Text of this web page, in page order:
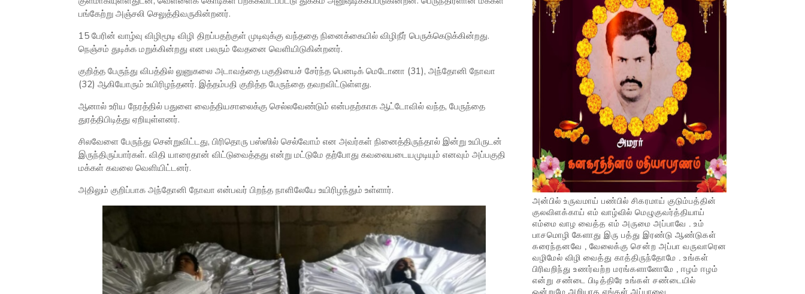
பங்கேற்று அஞ்சலி செலுத்திவருகின்றனர்.
15 பேரின் வாழ்வு விழிமூடி விழி திறப்பதற்குள் முடிவுக்கு வந்ததை நினைக்கையில் விழிநீர் பெருக்கெடுக்கின்றது.
நெஞ்சம் துடிக்க மறுக்கின்றது என பலரும் வேதனை வெளியிடுகின்றனர்.
குறித்த பேருந்து விபத்தில் லுனுகலை அடாவத்தை பகுதியைச் சேர்ந்த பெனடிக் மெடோனா (31), அந்தோனி நோவா
(32) ஆகியோரும் உயிரிழந்தனர். இத்தம்பதி குறித்த பேருந்தை தவறவிட்டுள்ளது.
ஆனால் உரிய நேரத்தில் பதுளை வைத்தியசாலைக்கு செல்லவேண்டும் என்பதற்காக ஆட்டோவில் வந்த, பேருந்தை
துரத்திபிடித்து ஏறியுள்ளனர்.
சிலவேளை பேருந்து சென்றுவிட்டது, பிரிதொரு பஸ்ஸில் செல்வோம் என அவர்கள் நினைத்திருந்தால் இன்று உயிருடன்
இருந்திருப்பார்கள். விதி யாரைதான் விட்டுவைத்தது என்று மட்டுமே தற்போது கவலையடையமுடியும் எனவும் அப்பகுதி
மக்கள் கவலை வெளியிட்டனர்.
அதிலும் குறிப்பாக அந்தோனி நோவா என்பவர் பிறந்த நாளிலேயே உயிரிழந்தும் உள்ளார்.
அன்பில் உருவமாய் பண்பில் சிகரமாய் குடும்பத்தின்
குலவிளக்காய் எம் வாழ்வில் மெழுகுவர்த்தியாய்
எம்மை வாழ வைத்த எம் அருமை அப்பாவே . உம்
பாசமொழி கேளாது இரு பத்து இரண்டு ஆண்டுகள்
கரைந்தனவே , வேலைக்கு சென்ற அப்பா வருவாரென
வழிமேல் விழி வைத்து காத்திருந்தோமே . உங்கள்
பிரிவறிந்து உணர்வற்ற மரங்களானோமே , ஈழம் ஈழம்
என்று சண்டை பிடித்திரே உங்கள் சண்டையில்
ஒன்றுமே அறியாத எங்கள் அப்பாவை